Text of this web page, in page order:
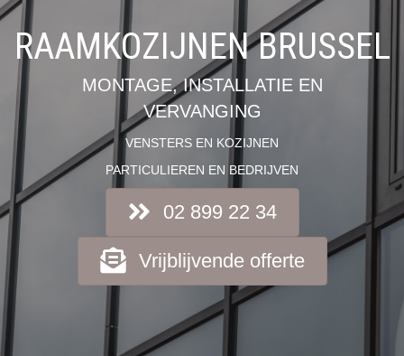
RAAMKOZIJNEN BRUSSEL
MONTAGE, INSTALLATIE EN
VERVANGING
VENSTERS EN KOZIJNEN
PARTICULIEREN EN BEDRIJVEN
02 899 22 34
Vrijblijvende offerte